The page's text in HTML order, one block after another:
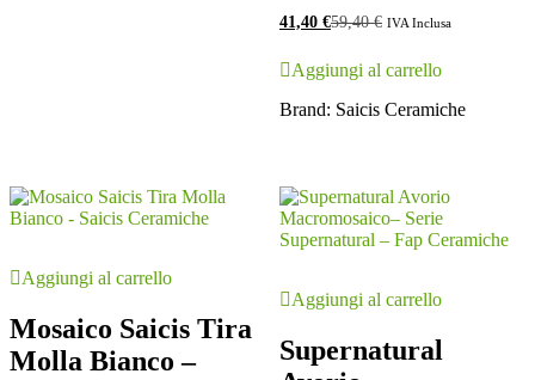
41,40 €59,40€ IVA Inclusa
Aggiungi al carrello
Brand: Saicis Ceramiche
Aggiungi al carrello
Mosaico Saicis Tira
Molla Bianco –
Aggiungi al carrello
Supernatural